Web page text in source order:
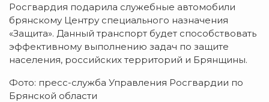
Росгвардия подарила служебные автомобили
брянскому Центру специального назначения
«Защита». Данный транспорт будет способствовать
эффективному выполнению задач по защите
населения, российских территорий и Брянщины.
Фото: пресс-служба Управления Росгвардии по
Брянской области